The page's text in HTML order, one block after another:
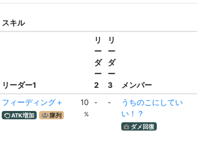
スキル
リーダー1
リ
ー
ダ
ー
2
リ
ー
ダ
ー
3
メンバー
フィーディング＋
ATK増加 隊列
10
%
- -
うちのこにしてい
い！？
ダメ回復